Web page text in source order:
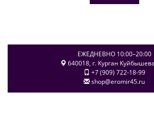
ЕЖЕДНЕВНО 10:00–20:00
640018, г. Курган
+7 (909) 722-18-99
shop@eromir45.ru